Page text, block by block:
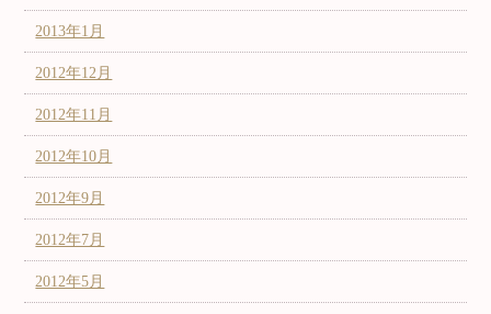
2013年1月
2012年12月
2012年11月
2012年10月
2012年9月
2012年7月
2012年5月